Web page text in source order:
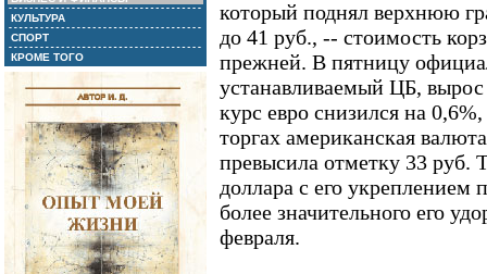
КУЛЬТУРА
СПОРТ
КРОМЕ ТОГО
который поднял верхнюю
до 41 руб., -- стоимость
прежней. В пятницу
устанавливаемый ЦБ, вырос
курс евро снизился на
торгах американская
превысила отметку 33 руб.
доллара с его
более значительного его
февраля.